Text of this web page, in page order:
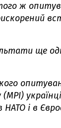
ж
ще
(МРІ) українці
і в